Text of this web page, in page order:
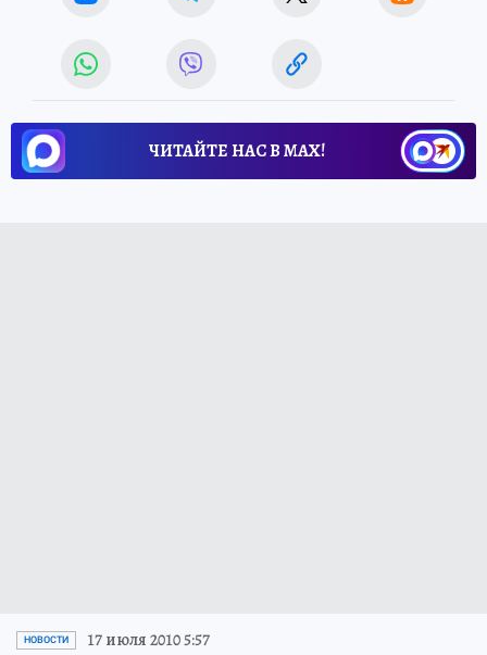
ЧИТАЙТЕ НАС В МАХ!
НОВОСТИ 17 июля 2010 5:57